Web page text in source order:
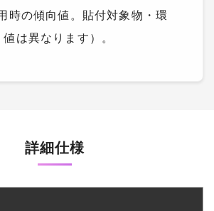
時の傾向値。貼付対象物・環
は異なります）。
詳細仕様